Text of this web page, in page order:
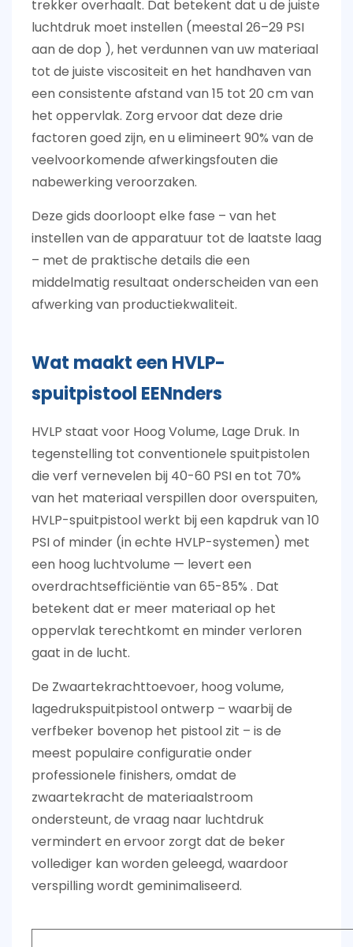
trekker overhaalt. Dat betekent dat u de juiste
luchtdruk moet instellen (meestal26–29 PSI
aan de dop ), het verdunnen van uw materiaal
tot de juiste viscositeit en het handhaven van
een consistente afstand van 15 tot 20 cm van
het oppervlak. Zorg ervoor dat deze drie
factoren goed zijn, en u elimineert 90% van de
veelvoorkomende afwerkingsfouten die
nabewerking veroorzaken.
Deze gids doorloopt elke fase – van het
instellen van de apparatuur tot de laatste laag
– met de praktische details die een
middelmatig resultaat onderscheiden van een
afwerking van productiekwaliteit.
Wat maakt een HVLP-
spuitpistool EENnders
HVLP staat voor Hoog Volume, Lage Druk. In
tegenstelling tot conventionele spuitpistolen
die verf vernevelen bij 40-60 PSI en tot 70%
van het materiaal verspillen door overspuiten,
HVLP-spuitpistoolwerkt bij een kapdruk van 10
PSI of minder (in echte HVLP-systemen) met
een hoog luchtvolume — levert een
overdrachtsefficiëntie van 65-85% . Dat
betekent dat er meer materiaal op het
oppervlak terechtkomt en minder verloren
gaat in de lucht.
De Zwaartekrachttoevoer, hoog volume,
lagedrukspuitpistoolontwerp – waarbij de
verfbeker bovenop het pistool zit – is de
meest populaire configuratie onder
professionele finishers, omdat de
zwaartekracht de materiaalstroom
ondersteunt, de vraag naar luchtdruk
vermindert en ervoor zorgt dat de beker
vollediger kan worden geleegd, waardoor
verspilling wordt geminimaliseerd.